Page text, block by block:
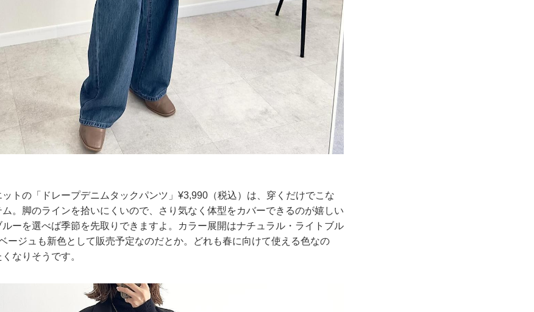
トの「ドレープデニムタックパンツ」¥3,990（税込）は、穿くだけでこな
。脚のラインを拾いにくいので、さり気なく体型をカバーできるのが嬉しい
ーを選べば季節を先取りできますよ。カラー展開はナチュラル・ライトブル
ージュも新色として販売予定なのだとか。どれも春に向けて使える色なの
なりそうです。